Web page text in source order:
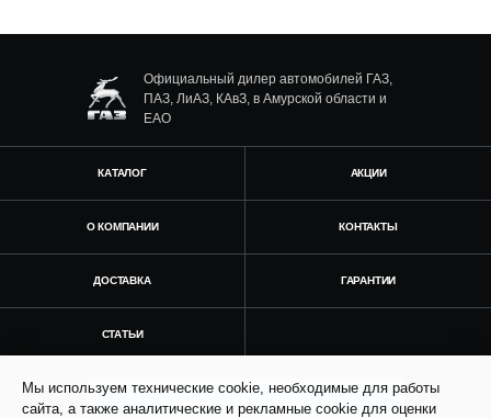
Официальный дилер автомобилей ГАЗ,
ПАЗ, ЛиАЗ, КАвЗ, в Амурской области и
ЕАО
КАТАЛОГ АКЦИИ
О КОМПАНИИ КОНТАКТЫ
ДОСТАВКА ГАРАНТИИ
СТАТЬИ
Получить консультацию
Мы используем технические cookie, необходимые для работы
сайта, а также аналитические и рекламные cookie для оценки